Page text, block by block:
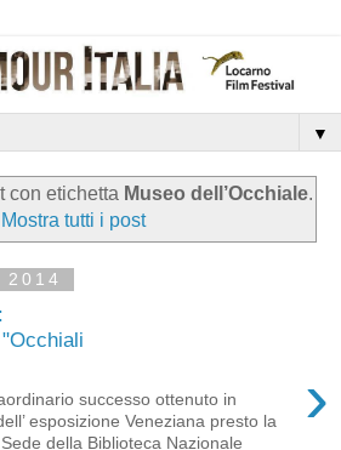
▼
con etichetta Museo dell’Occhiale.
Mostra tutti i post
›
successo ottenuto in
esposizione Veneziana presto la
della Biblioteca Nazionale